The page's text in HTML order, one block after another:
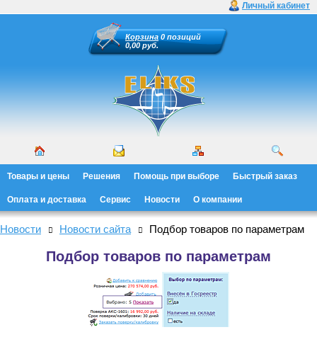
Личный кабинет
Корзина 0 позиций
0,00 руб.
Товары и цены Решения Помощь при выборе Быстрый заказ
Оплата и доставка Сервис Новости О компании
Новости Новости сайта Подбор товаров по параметрам
Подбор товаров по параметрам